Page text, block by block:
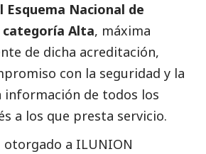
Nacional de
categoría Alta, máxima
de dicha acreditación,
con la seguridad y la
información de todos los
a los que presta servicio.
otorgado a ILUNION